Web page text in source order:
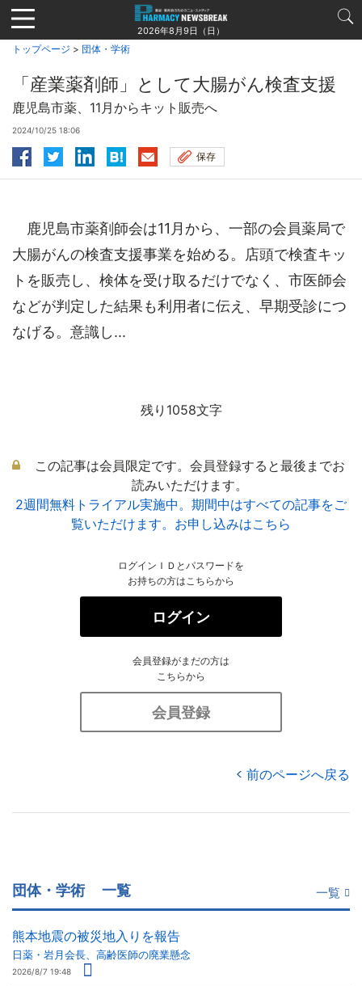
Jump
to
navigation
2026年8月9日（日）
トップページ > 団体・学術
「産業薬剤師」として大腸がん検査支援
鹿児島市薬、11月からキット販売へ
2024/10/25 18:06
保存
鹿児島市薬剤師会は11月から、一部の会員薬局で
大腸がんの検査支援事業を始める。店頭で検査キッ
トを販売し、検体を受け取るだけでなく、市医師会
などが判定した結果も利用者に伝え、早期受診につ
なげる。意識し...
残り1058文字
この記事は会員限定です。会員登録すると最後までお
読みいただけます。
2週間無料トライアル実施中。期間中はすべての記事をご
覧いただけます。お申し込みはこちら
ログインＩＤとパスワードを
お持ちの方はこちらから
ログイン
会員登録がまだの方は
こちらから
会員登録
前のページへ戻る
団体・学術 一覧 一覧
熊本地震の被災地入りを報告
日薬・岩月会長、高齢医師の廃業懸念
2026/8/7 19:48